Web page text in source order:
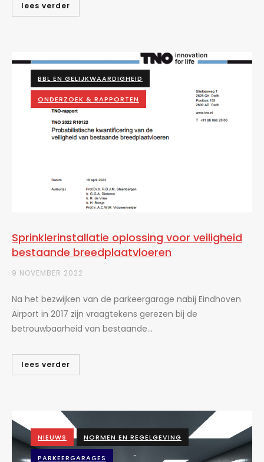
lees verder
BBL EN GELIJKWAARDIGHEID
ONDERZOEK & RAPPORTEN
Sprinklerinstallatie oplossing voor veiligheid
bestaande breedplaatvloeren
9 NOVEMBER 2022
Na het bezwijken van de parkeergarage nabij Eindhoven
Airport in 2017 zijn vraagtekens gerezen bij de
betrouwbaarheid van bestaande...
lees verder
NIEUWS NORMEN EN REGELGEVING
PARKEERGARAGES